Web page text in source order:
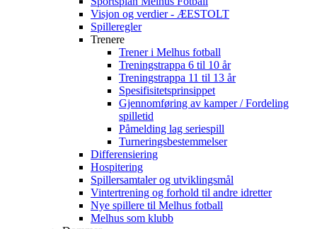
Visjon og verdier - ÆESTOLT
Spilleregler
Trenere
Trener i Melhus fotball
Treningstrappa 6 til 10 år
Treningstrappa 11 til 13 år
Spesifisitetsprinsippet
Gjennomføring av kamper / Fordeling
spilletid
Påmelding lag seriespill
Turneringsbestemmelser
Differensiering
Hospitering
Spillersamtaler og utviklingsmål
Vintertrening og forhold til andre idretter
Nye spillere til Melhus fotball
Melhus som klubb